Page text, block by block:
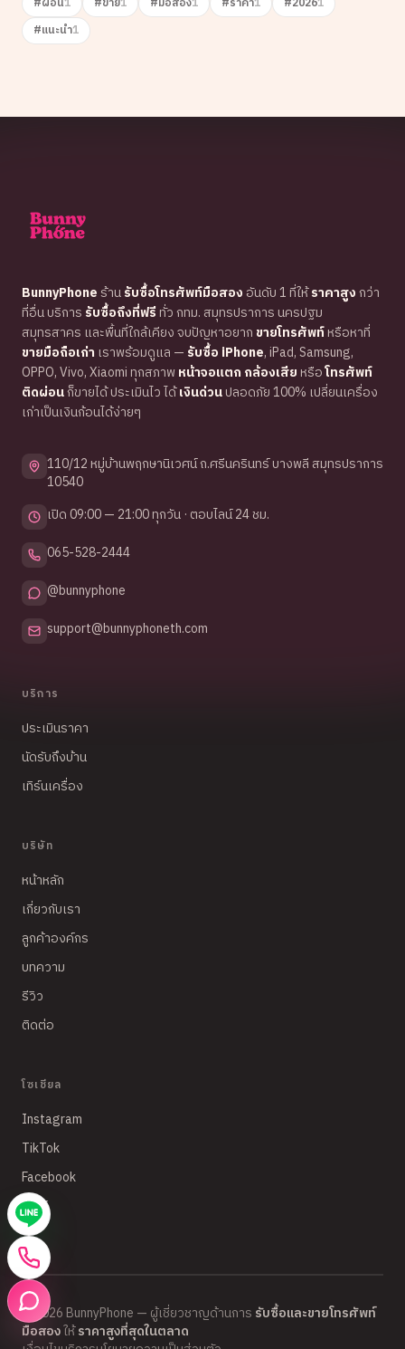
#แนะนำ1
BunnyPhoneร้านรับซื้อโทรศัพท์มือสอง อันดับ 1 ที่ให้ราคาสูงกว่า
ที่อื่น บริการ รับซื้อถึงที่ฟรีทั่ว กทม. สมุทรปราการ นครปฐม
สมุทรสาคร และพื้นที่ใกล้เคียง จบปัญหาอยาก ขายโทรศัพท์หรือหาที่
ขายมือถือเก่า เราพร้อมดูแล — รับซื้อ iPhone, iPad, Samsung,
OPPO, Vivo, Xiaomi ทุกสภาพ หน้าจอแตก กล้องเสียหรือโทรศัพท์
ติดผ่อนก็ขายได้ ประเมินไว ได้เงินด่วนปลอดภัย 100% เปลี่ยนเครื่อง
เก่าเป็นเงินก้อนได้ง่ายๆ
110/12 หมู่บ้านพฤกษานิเวศน์ ถ.ศรีนครินทร์ บางพลี สมุทรปราการ
10540
เปิด 09:00 — 21:00 ทุกวัน · ตอบไลน์ 24 ชม.
065-528-2444
@bunnyphone
support@bunnyphoneth.com
บริการ
ประเมินราคา
นัดรับถึงบ้าน
เทิร์นเครื่อง
บริษัท
หน้าหลัก
เกี่ยวกับเรา
ลูกค้าองค์กร
บทความ
รีวิว
ติดต่อ
โซเชียล
Instagram
TikTok
Facebook
LINE
©2026 BunnyPhone — ผู้เชี่ยวชาญด้านการ รับซื้อและขายโทรศัพท์
มือสองให้ราคาสูงที่สุดในตลาด